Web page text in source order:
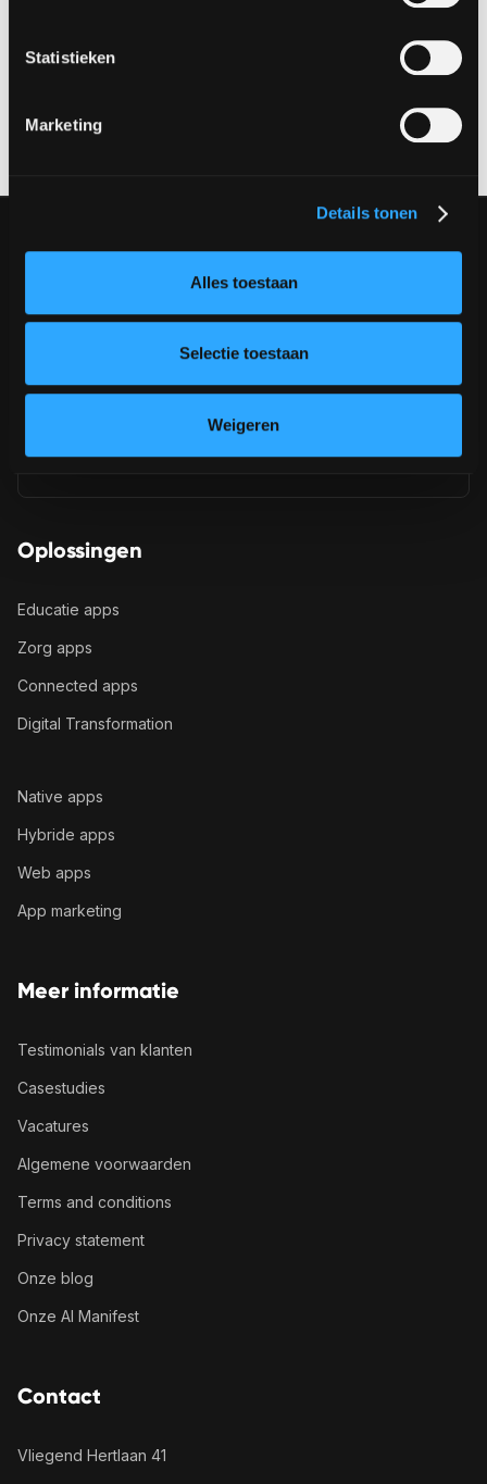
Statistieken
Marketing
Details tonen
Alles toestaan
Selectie toestaan
Weigeren
Oplossingen
Educatie apps
Zorg apps
Connected apps
Digital Transformation
Native apps
Hybride apps
Web apps
App marketing
Meer informatie
Testimonials van klanten
Casestudies
Vacatures
Algemene voorwaarden
Terms and conditions
Privacy statement
Onze blog
Onze AI Manifest
Contact
Vliegend Hertlaan 41
App development